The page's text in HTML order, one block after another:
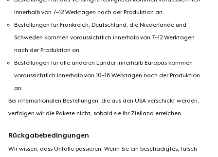
innerhalb von 7–12 Werktagen nach der Produktion an.
Bestellungen für Frankreich, Deutschland, die Niederlande und
Schweden kommen voraussichtlich innerhalb von 7–12 Werktagen
nach der Produktion an.
Bestellungen für alle anderen Länder innerhalb Europas kommen
voraussichtlich innerhalb von 10–16 Werktagen nach der Produktion
an.
Bei internationalen Bestellungen, die aus den USA verschickt werden,
verfolgen wir die Pakete nicht, sobald sie ihr Zielland erreichen.
Rückgabebedingungen
Wir wissen, dass Unfälle passieren. Wenn Sie ein beschädigtes, falsch